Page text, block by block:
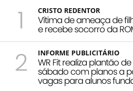
1 CRISTO REDENTOR
Vítima de ameaça de
e recebe socorro da
2 INFORME PUBLICITÁRIO
WR Fit realiza plantão
sábado com planos a
vagas para alunos